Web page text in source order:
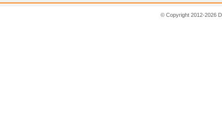
© Copyright 2012-2026